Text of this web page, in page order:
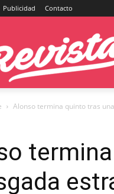
Publicidad Contacto
Alonso termina quinto tras